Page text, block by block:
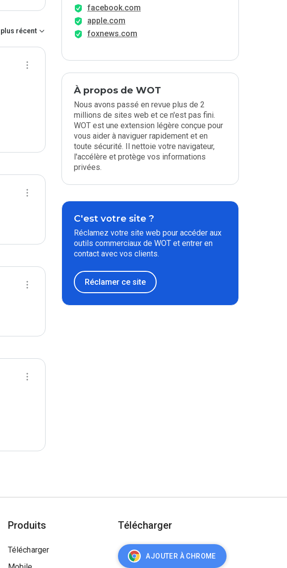
plus récent
facebook.com
apple.com
foxnews.com
À propos de WOT
Nous avons passé en revue plus de 2
millions de sites web et ce n'est pas fini.
WOT est une extension légère conçue pour
vous aider à naviguer rapidement et en
toute sécurité. Il nettoie votre navigateur,
l'accélère et protège vos informations
privées.
C'est votre site ?
Réclamez votre site web pour accéder aux
outils commerciaux de WOT et entrer en
contact avec vos clients.
Réclamer ce site
Produits
Télécharger
Télécharger
AJOUTER À CHROME